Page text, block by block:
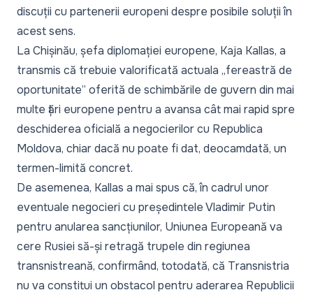
discuții cu partenerii europeni despre posibile soluții în
acest sens.
La Chișinău, șefa diplomației europene, Kaja Kallas, a
transmis că trebuie valorificată actuala „fereastră de
oportunitate” oferită de schimbările de guvern din mai
multe țări europene pentru a avansa cât mai rapid spre
deschiderea oficială a negocierilor cu Republica
Moldova, chiar dacă nu poate fi dat, deocamdată, un
termen-limită concret.
De asemenea, Kallas a mai spus că, în cadrul unor
eventuale negocieri cu președintele Vladimir Putin
pentru anularea sancțiunilor, Uniunea Europeană va
cere Rusiei să-și retragă trupele din regiunea
transnistreană, confirmând, totodată, că Transnistria
nu va constitui un obstacol pentru aderarea Republicii